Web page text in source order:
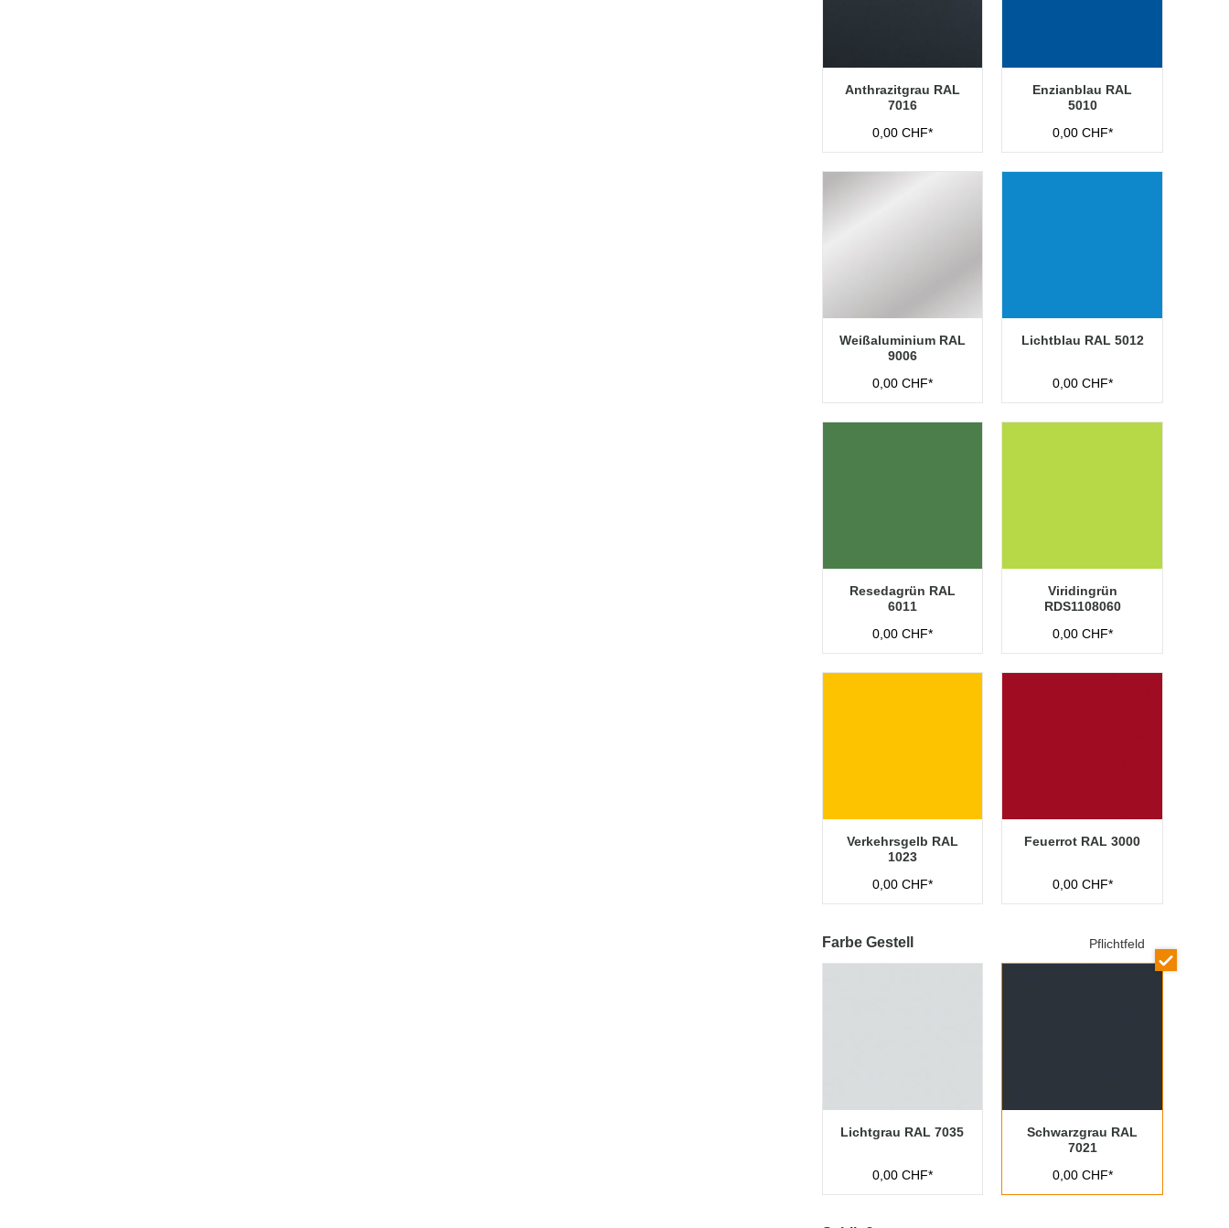
Anthrazitgrau RAL
7016
0,00 CHF*
Enzianblau RAL
5010
0,00 CHF*
Weißaluminium RAL
9006
0,00 CHF*
Lichtblau RAL 5012
0,00 CHF*
Resedagrün RAL
6011
0,00 CHF*
Viridingrün
RDS1108060
0,00 CHF*
Verkehrsgelb RAL
1023
0,00 CHF*
Feuerrot RAL 3000
0,00 CHF*
Farbe Gestell Pflichtfeld
Lichtgrau RAL 7035
0,00 CHF*
Schwarzgrau RAL
7021
0,00 CHF*